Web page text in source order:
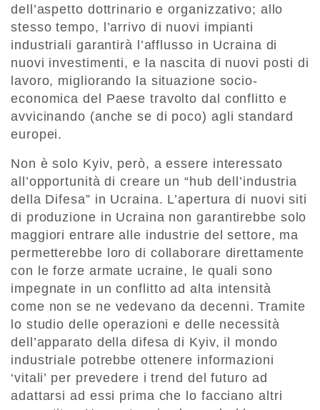
dell’aspetto dottrinario e organizzativo; allo
stesso tempo, l’arrivo di nuovi impianti
industriali garantirà l’afflusso in Ucraina di
nuovi investimenti, e la nascita di nuovi posti di
lavoro, migliorando la situazione socio-
economica del Paese travolto dal conflitto e
avvicinando (anche se di poco) agli standard
europei.
Non è solo Kyiv, però, a essere interessato
all’opportunità di creare un “hub dell’industria
della Difesa” in Ucraina. L’apertura di nuovi siti
di produzione in Ucraina non garantirebbe solo
maggiori entrare alle industrie del settore, ma
permetterebbe loro di collaborare direttamente
con le forze armate ucraine, le quali sono
impegnate in un conflitto ad alta intensità
come non se ne vedevano da decenni. Tramite
lo studio delle operazioni e delle necessità
dell’apparato della difesa di Kyiv, il mondo
industriale potrebbe ottenere informazioni
‘vitali’ per prevedere i trend del futuro ad
adattarsi ad essi prima che lo facciano altri